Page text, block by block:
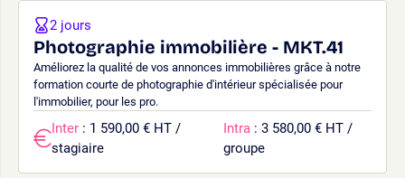
Photographie immobilière - MKT.41
Améliorez la qualité de vos annonces immobilières grâce à notre
formation courte de photographie d'intérieur spécialisée pour
l'immobilier, pour les pro.
2 jours
Inter : 1 590,00 € HT /
stagiaire
Intra : 3 580,00 € HT /
groupe